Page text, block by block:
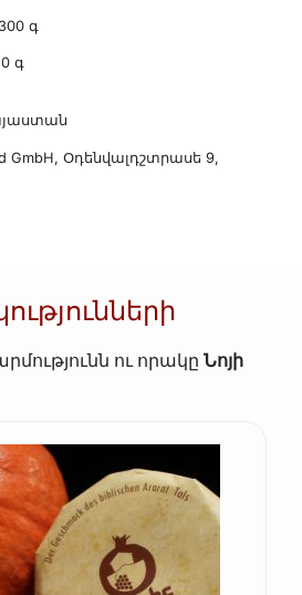
գ
գ
GmbH, Օդենվալդշտրասե 9,
ու որակըՆոյի